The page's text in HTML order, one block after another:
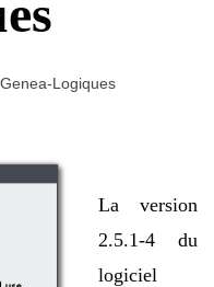
Genea-Logiques
La version
2.5.1-4 du
logiciel